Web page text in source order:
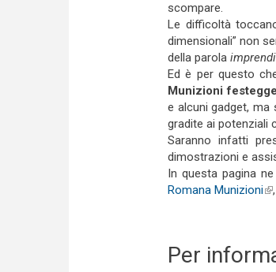
scompare.
Le difficoltà
dimensionali” non
della parola
Ed è per questo
Munizioni
e alcuni gadget,
gradite ai potenziali
Saranno infatti
dimostrazioni e
In questa pagina
Romana Munizioni
Per